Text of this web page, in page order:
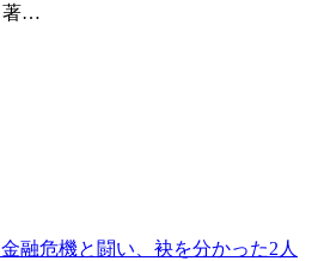
著…
融危機と闘い、袂を分かった2人